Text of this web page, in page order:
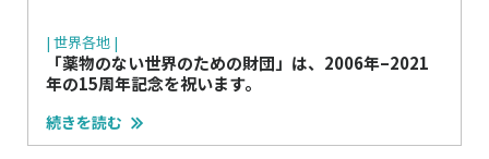
| 世界各地 |
「薬物のない世界のための財団」は、2006年–2021
年の15周年記念を祝います。
続きを読む